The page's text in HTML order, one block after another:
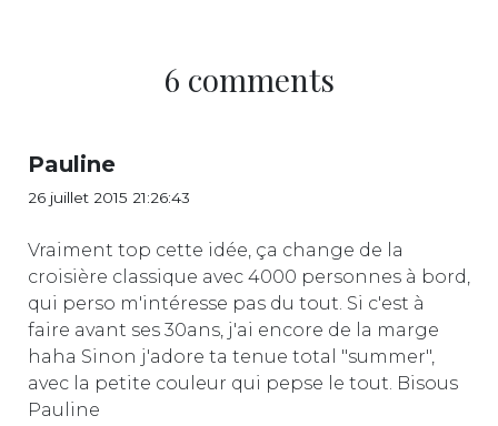
6 comments
Pauline
26 juillet 2015 21:26:43
Vraiment top cette idée, ça change de la
croisière classique avec 4000 personnes à bord,
qui perso m'intéresse pas du tout. Si c'est à
faire avant ses 30ans, j'ai encore de la marge
haha Sinon j'adore ta tenue total "summer",
avec la petite couleur qui pepse le tout. Bisous
Pauline